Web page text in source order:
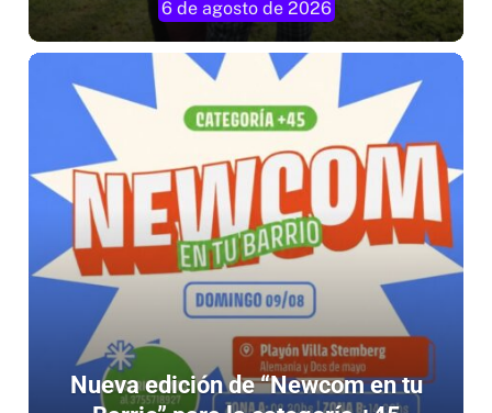
Nueva edición de “Newcom en tu
Barrio” para la categoría +45